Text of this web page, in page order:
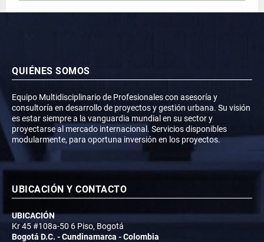
QUIÉNES SOMOS
Equipo Multidisciplinario de Profesionales con asesoría y
consultoría en desarrollo de proyectos y gestión urbana. Su visión
es estar siempre a la vanguardia mundial en su sector y
proyectarse al mercado internacional. Servicios disponibles
modularmente, para oportuna inversión en los proyectos.
UBICACIÓN Y CONTACTO
UBICACIÓN
Kr 45 #108a-50 6 Piso, Bogotá
Bogotá D.C. - Cundinamarca - Colombia